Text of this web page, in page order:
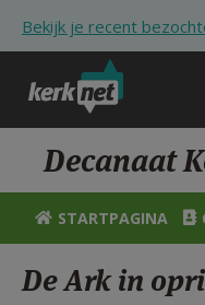
Bekijk je recent
KERK
SHOP
Decanaat
STARTPAGINA
De Ark in